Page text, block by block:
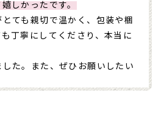
しかったです。
ても親切で温かく、包装や梱
丁寧にしてくださり、本当に
た。また、ぜひお願いしたい